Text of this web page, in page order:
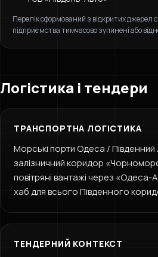
Перелік сформований з відкритих джерел
підприємства тимчасово зупинені або
Логістика і тендери
ТРАНСПОРТНА ЛОГІСТИКА
Морські порти Одеса /
залізничний коридор
повітряні вантажі через «Одеса-
хаб для всього Південного
ТЕНДЕРНИЙ КОНТЕКСТ